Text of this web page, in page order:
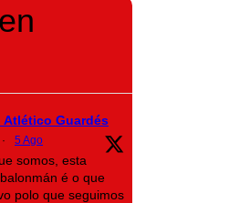
Atlético Guardés
· 5 Ago
somos, esta
é o que
polo que seguimos